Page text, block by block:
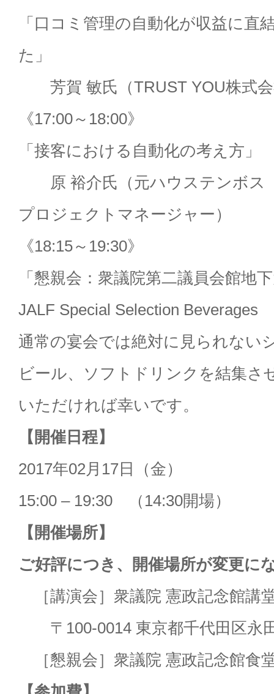
「口コミ管理の自動化が収益に直
た」
芳賀 敏氏（TRUST YOU株式会
《17:00～18:00》
「接客における自動化の考え方」
原 裕介氏（元ハウステンボス
プロジェクトマネージャー）
《18:15～19:30》
「懇親会：衆議院第二議員会館地
JALF Special Selection Beverages
通常の宴会では絶対に見られない
ビール、ソフトドリンクを結集さ
いただければ幸いです。
【開催日程】
2017年02月17日（金）
15:00 – 19:30 （14:30開場）
【開催場所】
ご好評につき、開催場所が変更に
［講演会］衆議院 憲政記念館講
〒100-0014 東京都千代田区永
［懇親会］衆議院 憲政記念館食